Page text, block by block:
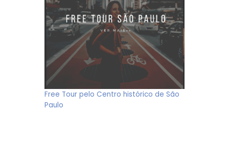
Free Tour pelo Centro histórico de São
Paulo